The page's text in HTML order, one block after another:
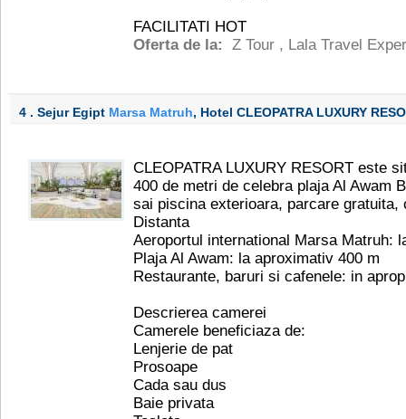
FACILITATI HOT
Oferta de la:
Z Tour , Lala Travel
4 . Sejur Egipt Marsa Matruh, Hotel CLEOPATRA LUXURY
CLEOPATRA LUXURY RESORT este
400 de metri de celebra plaja Al Awam
sai piscina exterioara, parcare
Distanta
Aeroportul international Marsa Matruh:
Plaja Al Awam: la aproximativ 400 m
Restaurante, baruri si cafenele: in
Descrierea camerei
Camerele beneficiaza de:
Lenjerie de pat
Prosoape
Cada sau dus
Baie privata